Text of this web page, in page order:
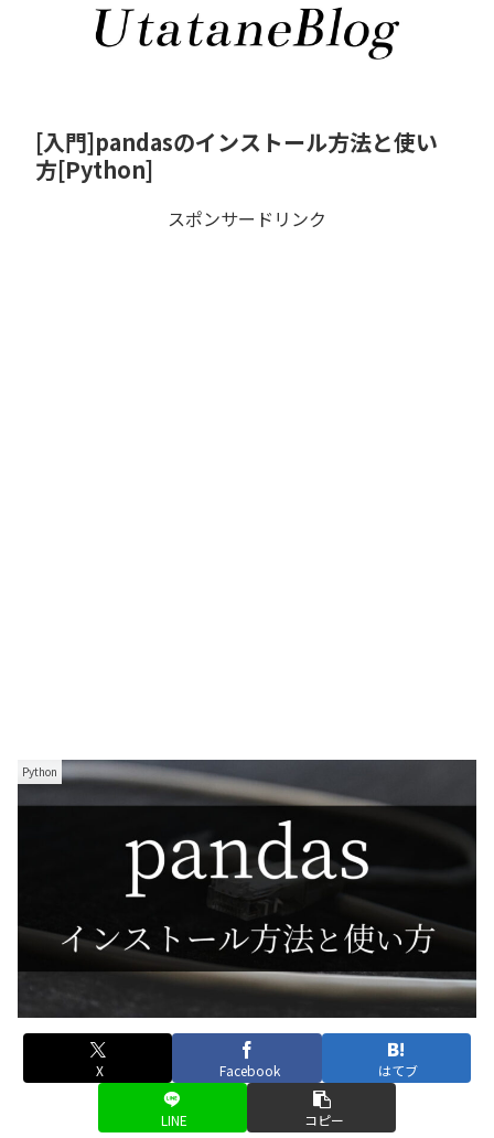
[入門]pandasのインストール方法と使い
方[Python]
スポンサードリンク
Python
X Facebook はてブ
LINE コピー